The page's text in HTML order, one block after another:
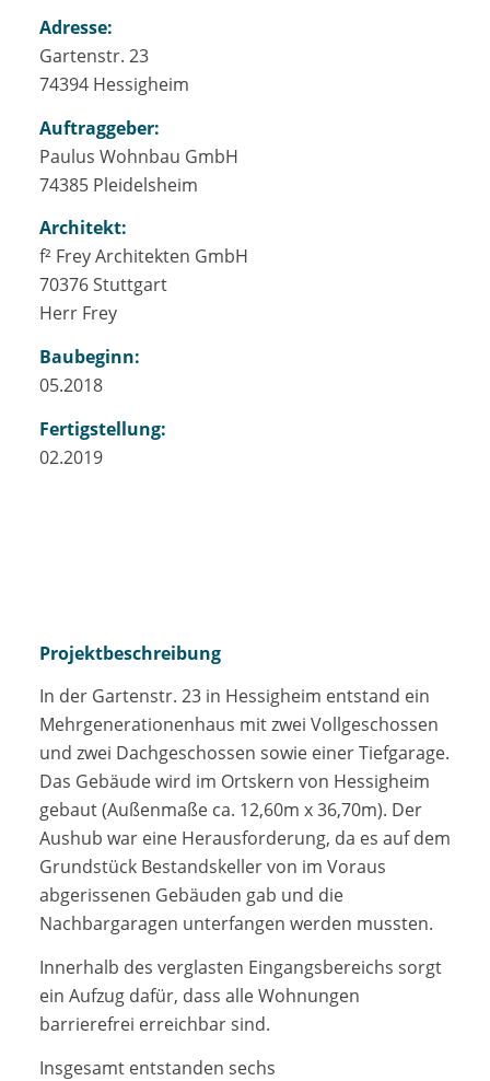
Adresse:
Gartenstr. 23
74394 Hessigheim
Auftraggeber:
Paulus Wohnbau GmbH
74385 Pleidelsheim
Architekt:
f² Frey Architekten GmbH
70376 Stuttgart
Herr Frey
Baubeginn:
05.2018
Fertigstellung:
02.2019
Projektbeschreibung
In der Gartenstr. 23 in Hessigheim entstand ein
Mehrgenerationenhaus mit zwei Vollgeschossen
und zwei Dachgeschossen sowie einer Tiefgarage.
Das Gebäude wird im Ortskern von Hessigheim
gebaut (Außenmaße ca. 12,60m x 36,70m). Der
Aushub war eine Herausforderung, da es auf dem
Grundstück Bestandskeller von im Voraus
abgerissenen Gebäuden gab und die
Nachbargaragen unterfangen werden mussten.
Innerhalb des verglasten Eingangsbereichs sorgt
ein Aufzug dafür, dass alle Wohnungen
barrierefrei erreichbar sind.
Insgesamt entstanden sechs